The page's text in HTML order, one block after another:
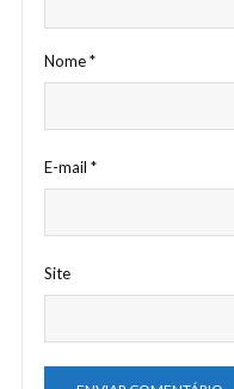
Nome*
E-mail *
Site